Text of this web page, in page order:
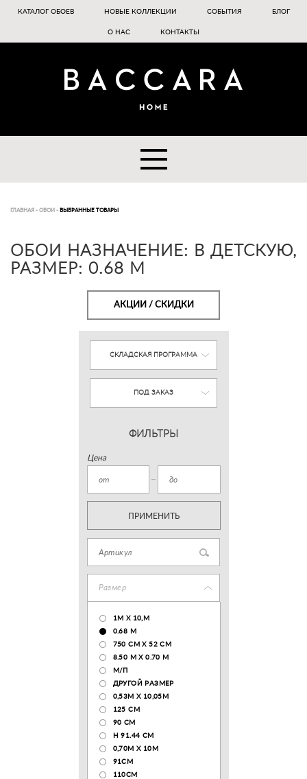
КАТАЛОГ ОБОЕВ НОВЫЕ КОЛЛЕКЦИИ СОБЫТИЯ БЛОГ
О НАС КОНТАКТЫ
ГЛАВНАЯ - ОБОИ - ВЫБРАННЫЕ ТОВАРЫ
ОБОИ НАЗНАЧЕНИЕ: В ДЕТСКУЮ,
РАЗМЕР: 0.68 M
АКЦИИ / СКИДКИ
СКЛАДСКАЯ ПРОГРАММА
ПОД ЗАКАЗ
ФИЛЬТРЫ
Цена
ПРИМЕНИТЬ
Размер
1М Х 10,М
0.68 M
750 CM X 52 CM
8.50 М X 0.70 М
М/П
ДРУГОЙ РАЗМЕР
0,53М Х 10,05М
125 CM
90 СМ
H 91.44 CM
0,70М Х 10М
91СМ
110CM